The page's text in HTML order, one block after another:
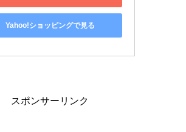
Yahoo!ショッピングで見る
スポンサーリンク